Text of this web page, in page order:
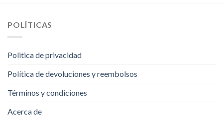
POLÍTICAS
Politica de privacidad
Política de devoluciones y reembolsos
Términos y condiciones
Acerca de